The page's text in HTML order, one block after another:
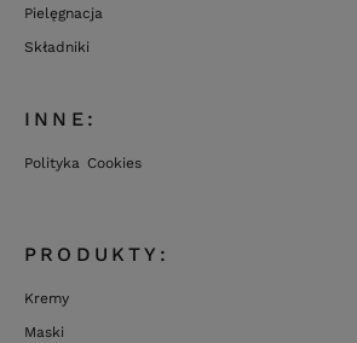
Pielęgnacja
Składniki
INNE:
Polityka Cookies
PRODUKTY:
Kremy
Maski